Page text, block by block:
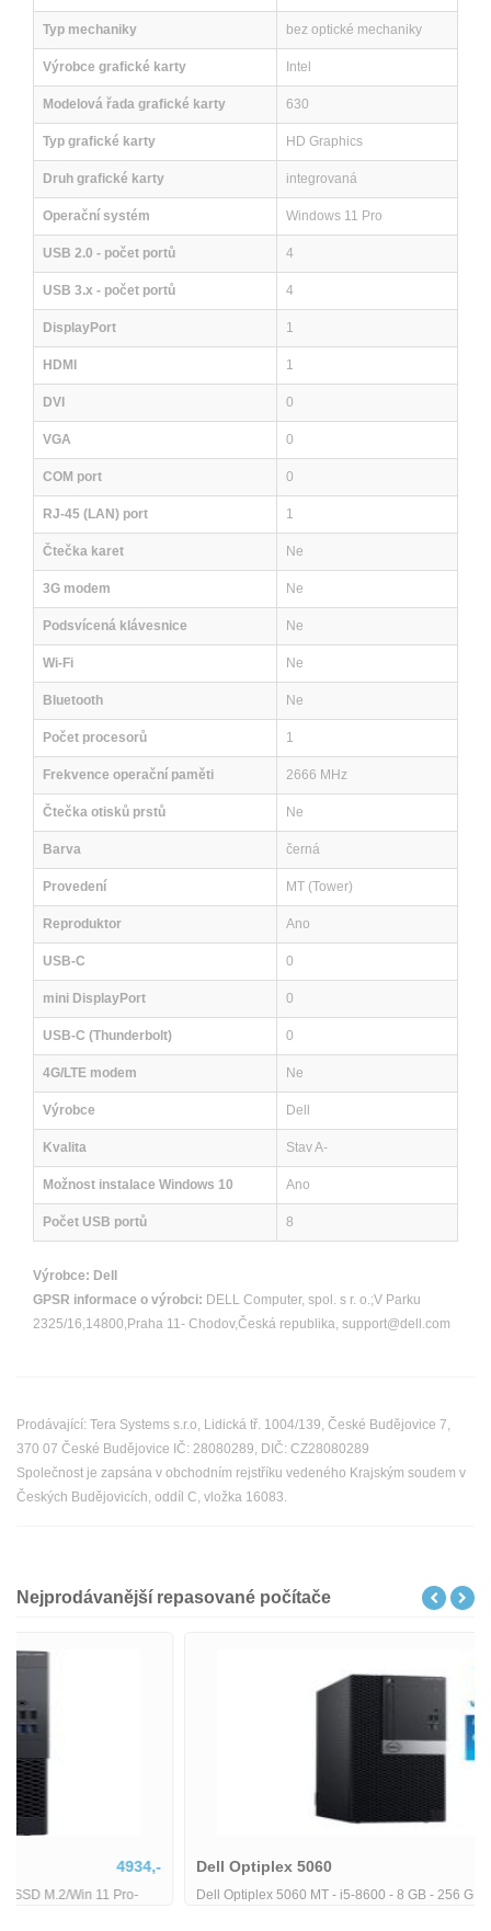
Typ mechaniky bez optické mechaniky
Výrobce grafické karty Intel
Modelová řada grafické karty 630
Typ grafické karty HD Graphics
Druh grafické karty integrovaná
Operační systém Windows 11 Pro
USB 2.0 - počet portů 4
USB 3.x - počet portů 4
DisplayPort 1
HDMI 1
DVI 0
VGA 0
COM port 0
RJ-45 (LAN) port 1
Čtečka karet Ne
3G modem Ne
Podsvícená klávesnice Ne
Wi-Fi Ne
Bluetooth Ne
Počet procesorů 1
Frekvence operační paměti 2666 MHz
Čtečka otisků prstů Ne
Barva černá
Provedení MT (Tower)
Reproduktor Ano
USB-C 0
mini DisplayPort 0
USB-C (Thunderbolt) 0
4G/LTE modem Ne
Výrobce Dell
Kvalita Stav A-
Možnost instalace Windows 10 Ano
Počet USB portů 8
Výrobce: Dell
GPSR informace o výrobci: DELL Computer, spol. s r. o.;V Parku
2325/16,14800,Praha 11- Chodov,Česká republika, support@dell.com
Prodávající: Tera Systems s.r.o, Lidická tř. 1004/139, České Budějovice 7,
370 07 České Budějovice IČ: 28080289, DIČ: CZ28080289
Společnost je zapsána v obchodním rejstříku vedeného Krajským soudem v
Českých Budějovicích, oddíl C, vložka 16083.
Nejprodávanější repasované počítače
Dell Optiplex 5060
Dell Optiplex 5060 MT - i5-8600 - 8 GB - 256 GB SSD